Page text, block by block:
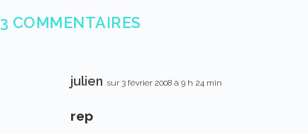
3 COMMENTAIRES
julien sur 3 février 2008 à 9 h 24 min
rep